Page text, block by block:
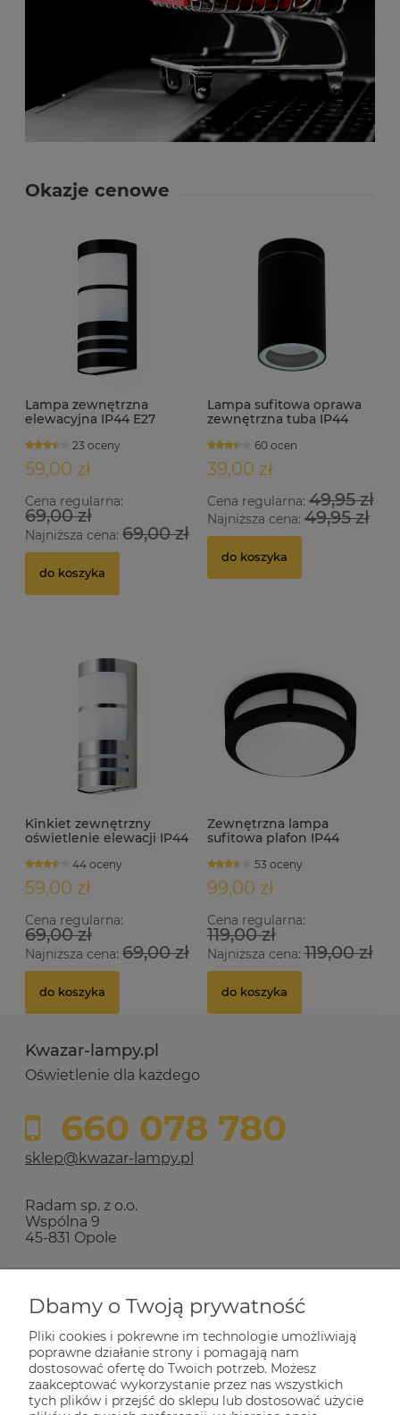
Okazje cenowe
Lampa zewnętrzna
elewacyjna IP44 E27
23 oceny
59,00 zł
Cena regularna:
69,00 zł
Najniższa cena: 69,00 zł
do koszyka
Lampa sufitowa oprawa
zewnętrzna tuba IP44
60 ocen
39,00 zł
Cena regularna:49,95 zł
Najniższa cena:49,95 zł
do koszyka
Kinkiet zewnętrzny
oświetlenie elewacji IP44
44 oceny
59,00 zł
Cena regularna:
69,00 zł
Najniższa cena: 69,00 zł
do koszyka
Zewnętrzna lampa
sufitowa plafon IP44
53 oceny
99,00 zł
Cena regularna:
119,00 zł
Najniższa cena:119,00 zł
do koszyka
Kwazar-lampy.pl
Oświetlenie dla każdego
660 078 780
sklep@kwazar-lampy.pl
Radam sp. z o.o.
Wspólna 9
45-831 Opole
Zakupy
Pomoc
Dla Ciebie
Dbamy o Twoją prywatność
Pliki cookies i pokrewne im technologie umożliwiają
poprawne działanie strony i pomagają nam
dostosować ofertę do Twoich potrzeb. Możesz
zaakceptować wykorzystanie przez nas wszystkich
tych plików i przejść do sklepu lub dostosować użycie